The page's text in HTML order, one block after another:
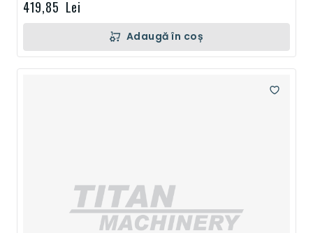
419,85 Lei
Adaugă în coș